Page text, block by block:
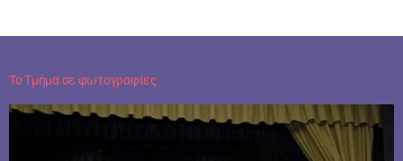
Το Τμήμα σε φωτογραφίες